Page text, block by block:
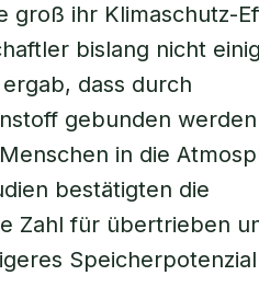
groß ihr Klimaschutz-
bislang nicht
dass durch
gebunden werden
in die
bestätigten die
Zahl für übertrieben
Speicherpotenzial